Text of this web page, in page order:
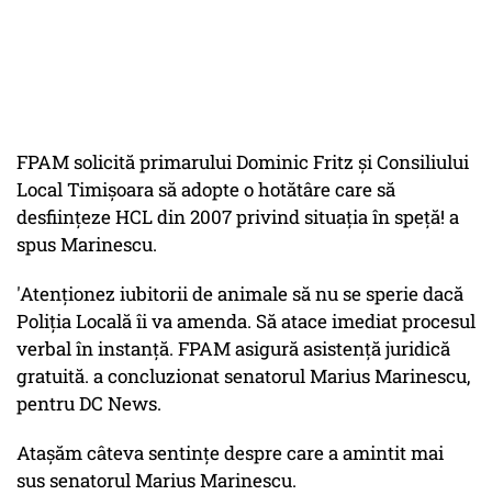
FPAM solicită primarului Dominic Fritz și Consiliului
Local Timișoara să adopte o hotătâre care să
desființeze HCL din 2007 privind situația în speță! a
spus Marinescu.
'Atenționez iubitorii de animale să nu se sperie dacă
Poliția Locală îi va amenda. Să atace imediat procesul
verbal în instanță. FPAM asigură asistență juridică
gratuită. a concluzionat senatorul Marius Marinescu,
pentru DC News.
Atașăm câteva sentințe despre care a amintit mai
sus senatorul Marius Marinescu.